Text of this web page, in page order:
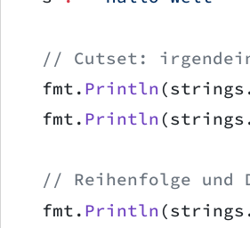
// Cutset:
	fmt.
Println
	fmt.
Println
// Reihenfolge und
	fmt.
Println